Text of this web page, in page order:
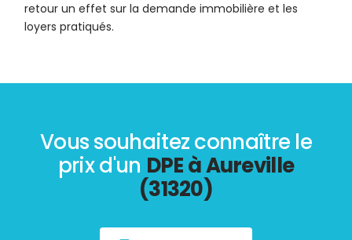
retour un effet sur la demande immobilière et les
loyers pratiqués.
Vous souhaitez connaître le
prix d'un DPE à Aureville
(31320)